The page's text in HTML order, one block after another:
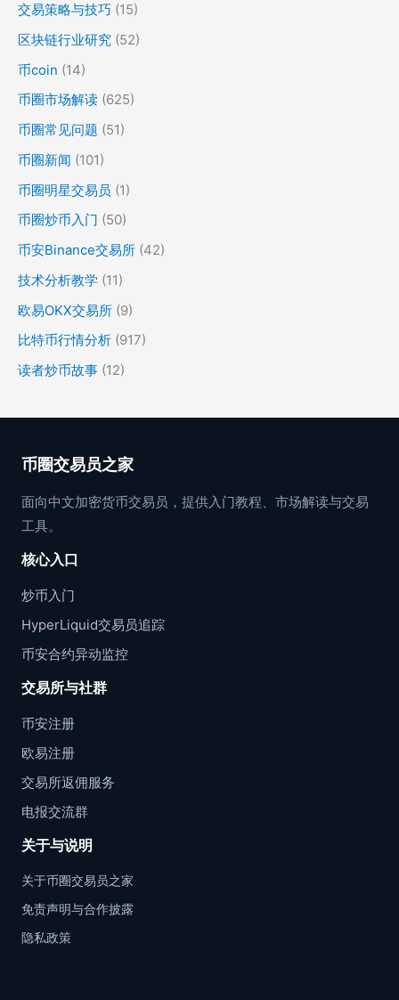
交易策略与技巧 (15)
区块链行业研究 (52)
币coin (14)
币圈市场解读 (625)
币圈常见问题 (51)
币圈新闻 (101)
币圈明星交易员 (1)
币圈炒币入门 (50)
币安Binance交易所 (42)
技术分析教学 (11)
欧易OKX交易所 (9)
比特币行情分析 (917)
读者炒币故事 (12)
币圈交易员之家
面向中文加密货币交易员，提供入门教程、市场解读与交易
工具。
核心入口
炒币入门
HyperLiquid交易员追踪
币安合约异动监控
交易所与社群
币安注册
欧易注册
交易所返佣服务
电报交流群
关于与说明
关于币圈交易员之家
免责声明与合作披露
隐私政策